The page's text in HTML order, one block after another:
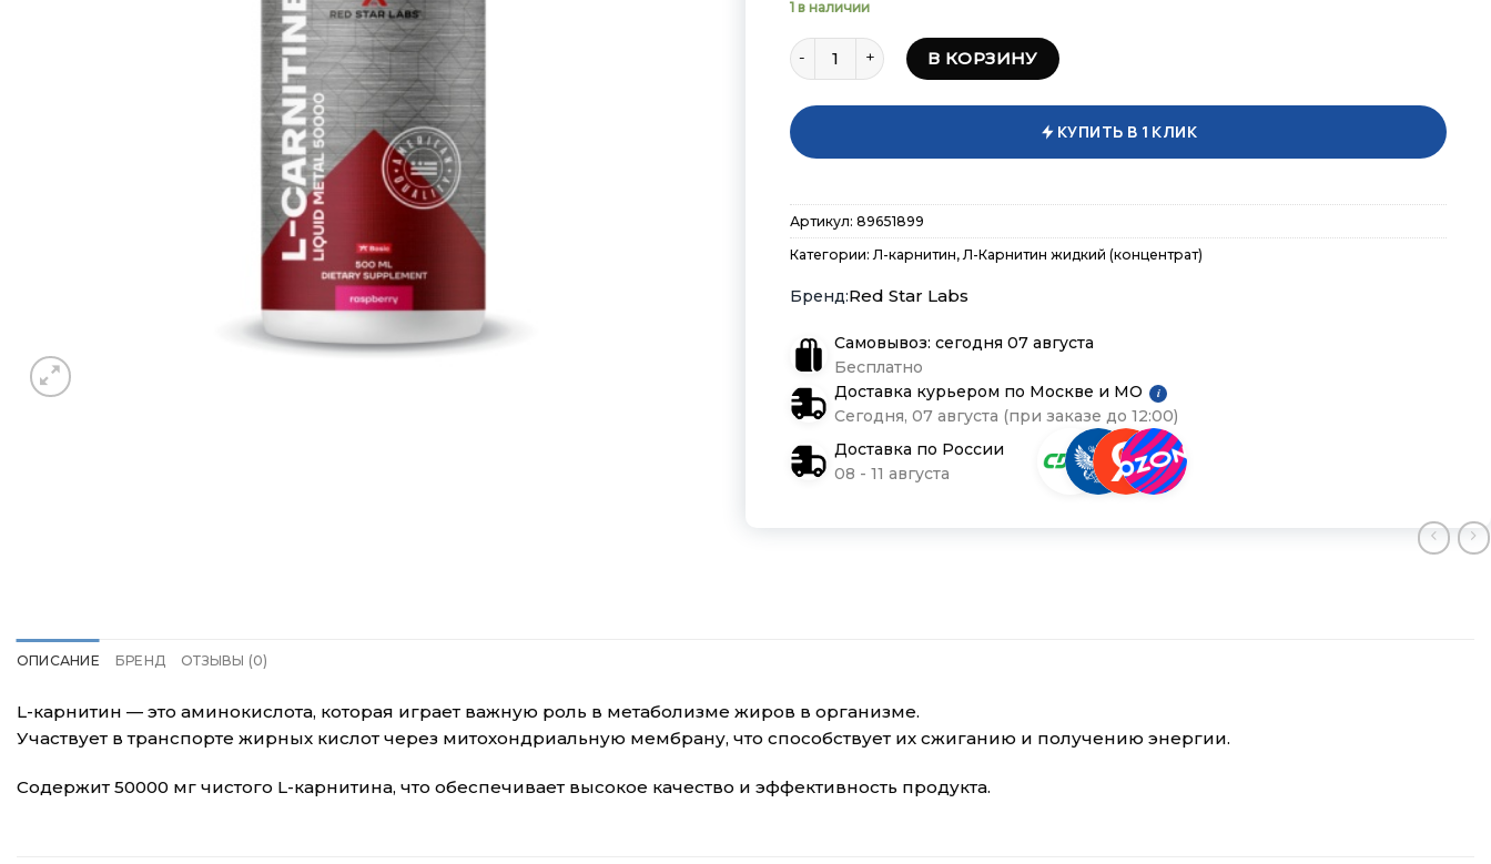
1 в наличии
Количество товара Red Star L-Carnitine Liquid 50.000 500 мл
В КОРЗИНУ
КУПИТЬ В 1 КЛИК
Артикул: 89651899
Категории:Л-карнитин,Л-Карнитин жидкий (концентрат)
Red Star Labs
Самовывоз: сегодня 07 августа
Бесплатно
Доставка курьером по Москве и МО
i
Сегодня, 07 августа (при заказе до 12:00)
Доставка по России
08 - 11 августа
ОПИСАНИЕ БРЕНД ОТЗЫВЫ (0)
L-карнитин — это аминокислота, которая играет важную роль в метаболизме жиров в организме.
Участвует в транспорте жирных кислот через митохондриальную мембрану, что способствует их сжиганию и получению энергии.
Содержит 50000 мг чистого L-карнитина, что обеспечивает высокое качество и эффективность продукта.